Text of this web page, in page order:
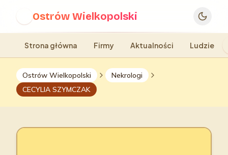
Ostrów Wielkopolski
Strona główna Firmy Aktualności Ludzie
Ostrów Wielkopolski
Nekrologi
CECYLIA SZYMCZAK